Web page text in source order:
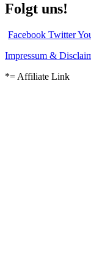
Folgt uns!
Facebook Twitter
Impressum &
*= Affiliate Link